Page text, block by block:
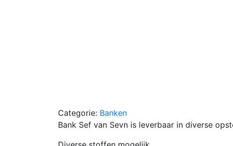
Categorie: Banken
Bank Sef van Sevn is leverbaar in diverse